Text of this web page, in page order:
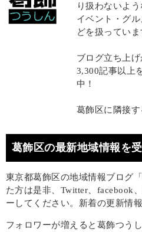
り扱わないよ
イベント・グ
どを扱っていま
ブログ立ち上
3,300記事以上
中！
葛飾区に隣接す
葛飾区の最新地域情報を
東京都葛飾区の地域情報ブログ
た方は是非、Twitter、facebook
ーしてください。新着の更新情
フォロワーが増えると葛飾つう